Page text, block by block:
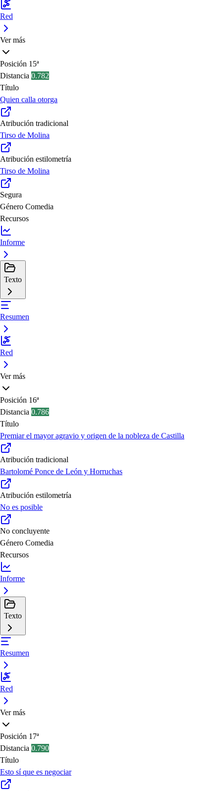
Red
Ver más
Posición 15ª
Distancia 0.782
Título
Quien calla otorga
Atribución tradicional
Tirso de Molina
Atribución estilometría
Tirso de Molina
Segura
Género Comedia
Recursos
Informe
Texto
Resumen
Red
Ver más
Posición 16ª
Distancia 0.786
Título
Premiar el mayor agravio y origen de la nobleza de Castilla
Atribución tradicional
Bartolomé Ponce de León y Horruchas
Atribución estilometría
No es posible
No concluyente
Género Comedia
Recursos
Informe
Texto
Resumen
Red
Ver más
Posición 17ª
Distancia 0.790
Título
Esto sí que es negociar